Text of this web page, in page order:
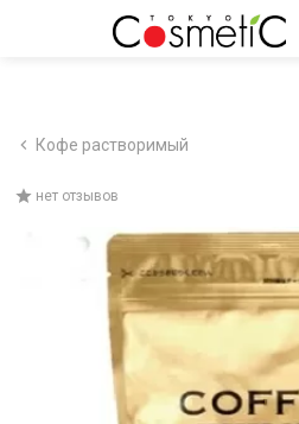
Кофе растворимый
нет отзывов